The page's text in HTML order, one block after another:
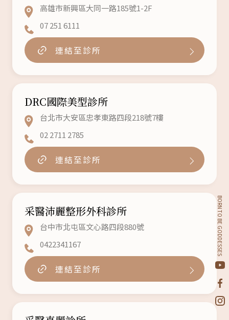
BORN TO BE GODDESSES
高雄市新興區大同一路185號1-2F
07 251 6111
連結至診所
DRC國際美型診所
台北市大安區忠孝東路四段218號7樓
02 2711 2785
連結至診所
采醫沛麗整形外科診所
台中市北屯區文心路四段880號
0422341167
連結至診所